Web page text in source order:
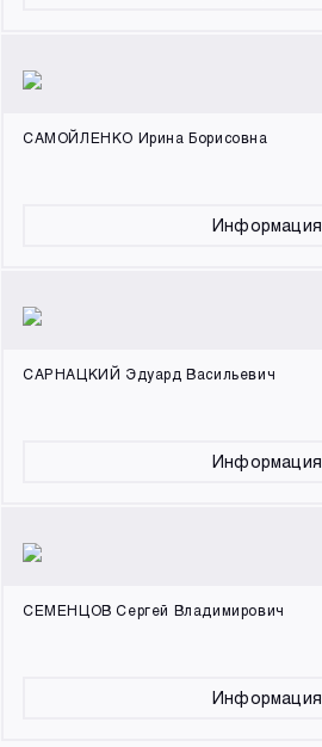
САМОЙЛЕНКО Ирина Борисовна
Информация
САРНАЦКИЙ Эдуард Васильевич
Информация
СЕМЕНЦОВ Сергей Владимирович
Информация